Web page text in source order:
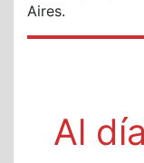
Aires.
Al